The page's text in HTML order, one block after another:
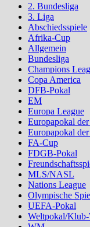
2. Bundesliga
3. Liga
Abschiedsspiele
Afrika-Cup
Allgemein
Bundesliga
Champions
Copa America
DFB-Pokal
EM
Europa League
Europapokal
Europapokal
FA-Cup
FDGB-Pokal
MLS/NASL
Nations League
Olympische
UEFA-Pokal
Weltpokal/